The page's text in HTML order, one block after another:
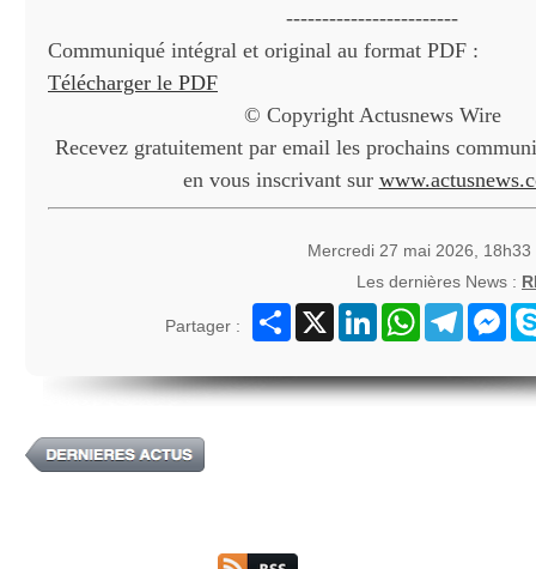
------------------------
Communiqué intégral et original au format PDF :
Télécharger le PDF
© Copyright Actusnews Wire
Recevez gratuitement par email les prochains
en vous inscrivant sur
Mercredi 27 mai 2026,
Les dernières News :
Partager :
Partager
X LinkedInWhatsAppTelegram